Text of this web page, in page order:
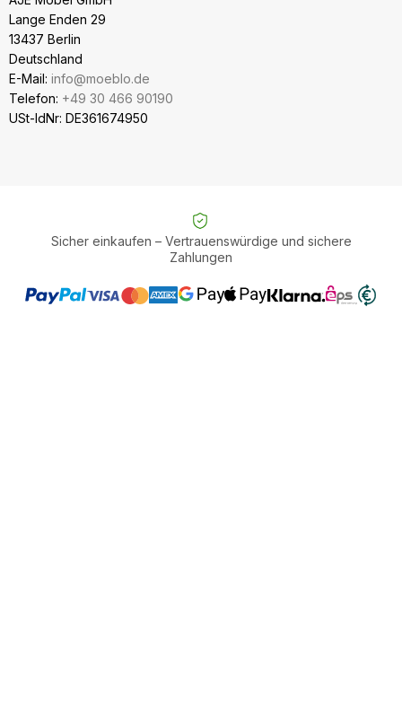
Lange Enden 29
13437 Berlin
Deutschland
E-Mail: info@moeblo.de
Telefon: +49 30 466 90190
USt-IdNr: DE361674950
Sicher einkaufen – Vertrauenswürdige und sichere
Zahlungen